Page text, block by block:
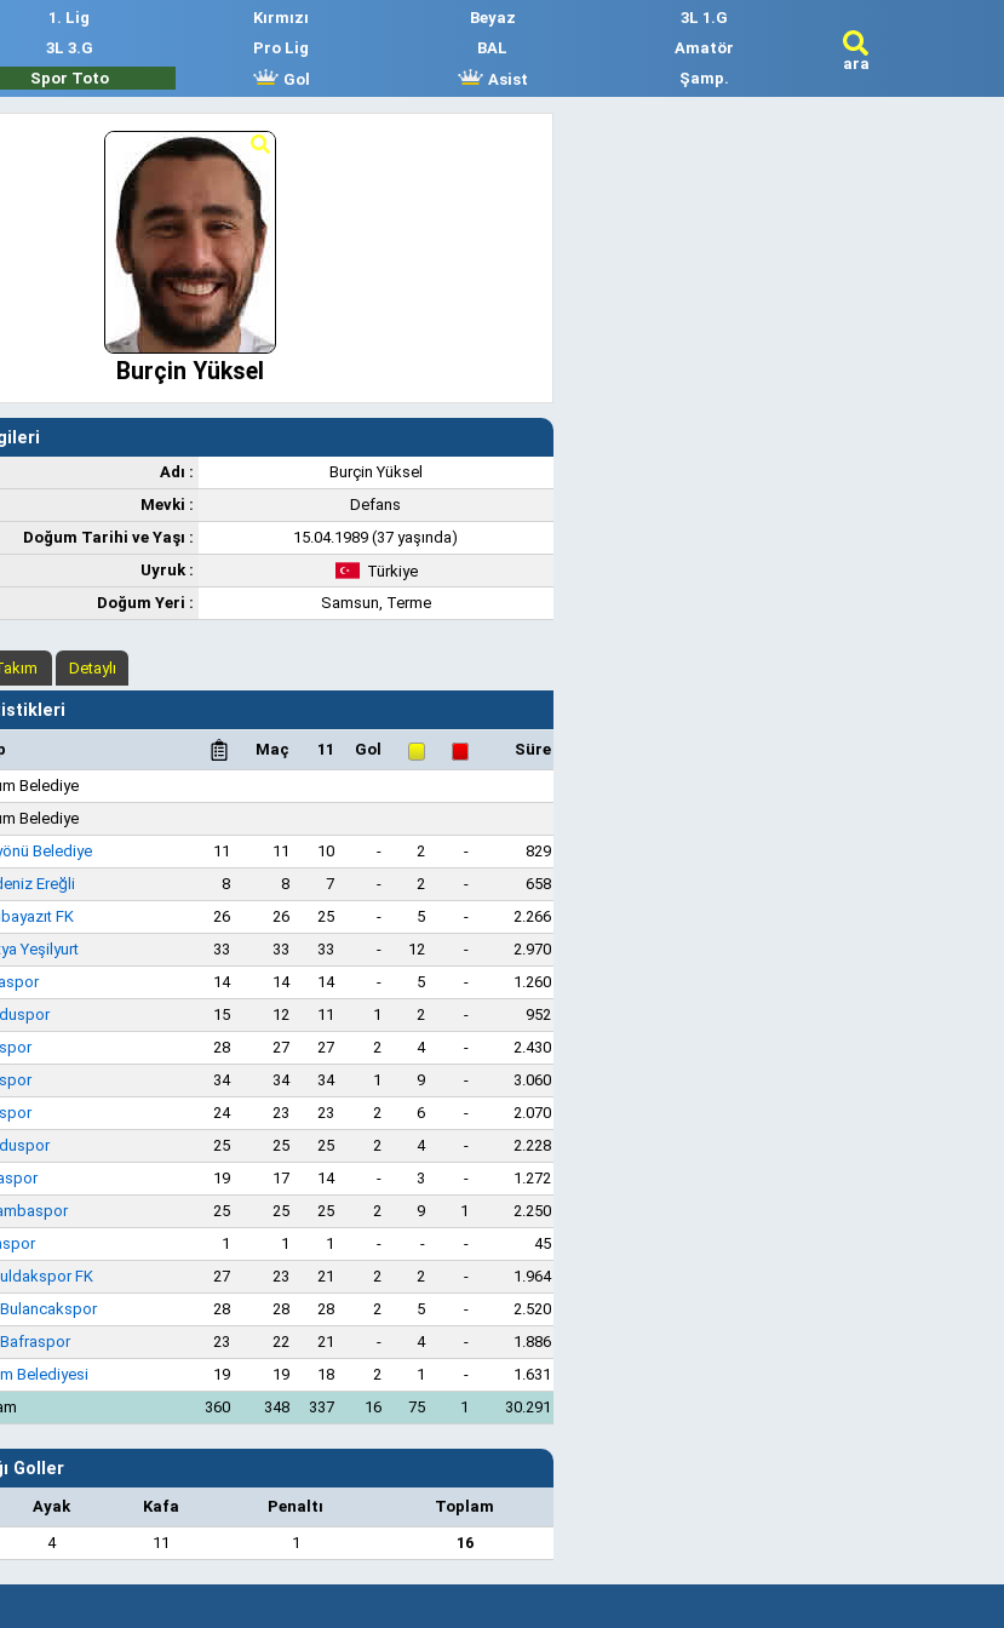
1. Lig Kırmızı Beyaz
3L 1.G
3L 3.G Pro Lig BAL
Amatör
Spor Toto Gol Asist Şamp.
ara
Burçin Yüksel
Adı :
Burçin Yüksel
Mevki :
Defans
Doğum Tarihi ve Yaşı :
15.04.1989 (37 yaşında)
Uyruk :
Türkiye
Doğum Yeri :
Samsun, Terme
Detaylı
Maç 11 Gol
Süre
Belediye
Belediye
Belediye 11 11 10 - 2 -
829
Ereğli 8 8 7 - 2 -
658
FK 26 26 25 - 5 -
2.266
Yeşilyurt 33 33 33 - 12 -
2.970
14 14 14 - 5 -
1.260
15 12 11 1 2 -
952
28 27 27 2 4 -
2.430
34 34 34 1 9 -
3.060
24 23 23 2 6 -
2.070
25 25 25 2 4 -
2.228
19 17 14 - 3 -
1.272
25 25 25 2 9 1
2.250
1 1 1 - - -
45
FK 27 23 21 2 2 -
1.964
28 28 28 2 5 -
2.520
23 22 21 - 4 -
1.886
Belediyesi 19 19 18 2 1 -
1.631
360 348 337 16 75 1 30.291
Goller
Ayak Kafa Penaltı
Toplam
4 11 1 16